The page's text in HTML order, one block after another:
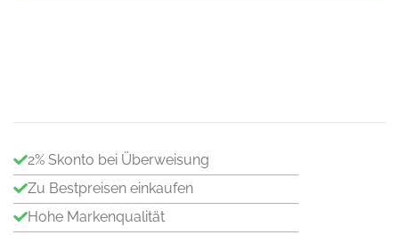
2% Skonto bei Überweisung
Zu Bestpreisen einkaufen
Hohe Markenqualität